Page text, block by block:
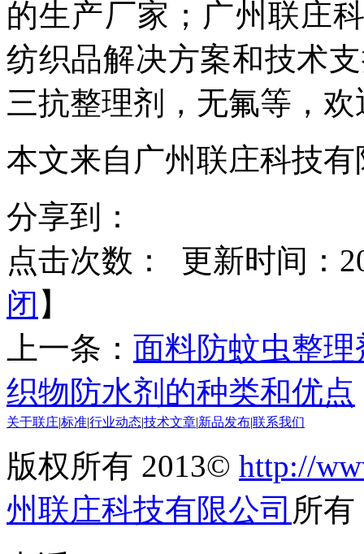
的生产厂家；广州联庄
纺织品解决方案和技术
三抗整理剂，无氟等，欢
本文来自广州联庄科技
分享到：
点击次数：
更新时间：
闭 】
上一条： 面料防蚊虫整
织物防水剂的种类和优点
关于联庄标准行业动态技术文章 新品发布联系我们
版权所有 2013© http://
州联庄科技有限公司 所